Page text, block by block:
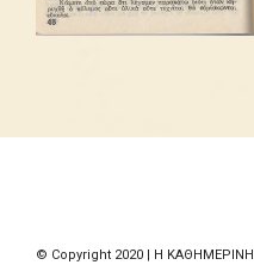
© Copyright 2020 | Η ΚΑΘΗΜΕΡΙΝΗ